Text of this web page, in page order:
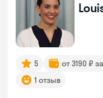
5 от 3190 ₽
1 отзыв